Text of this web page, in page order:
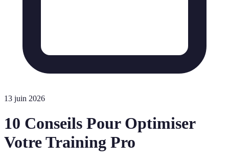
13 juin 2026
10 Conseils Pour Optimiser
Votre Training Pro